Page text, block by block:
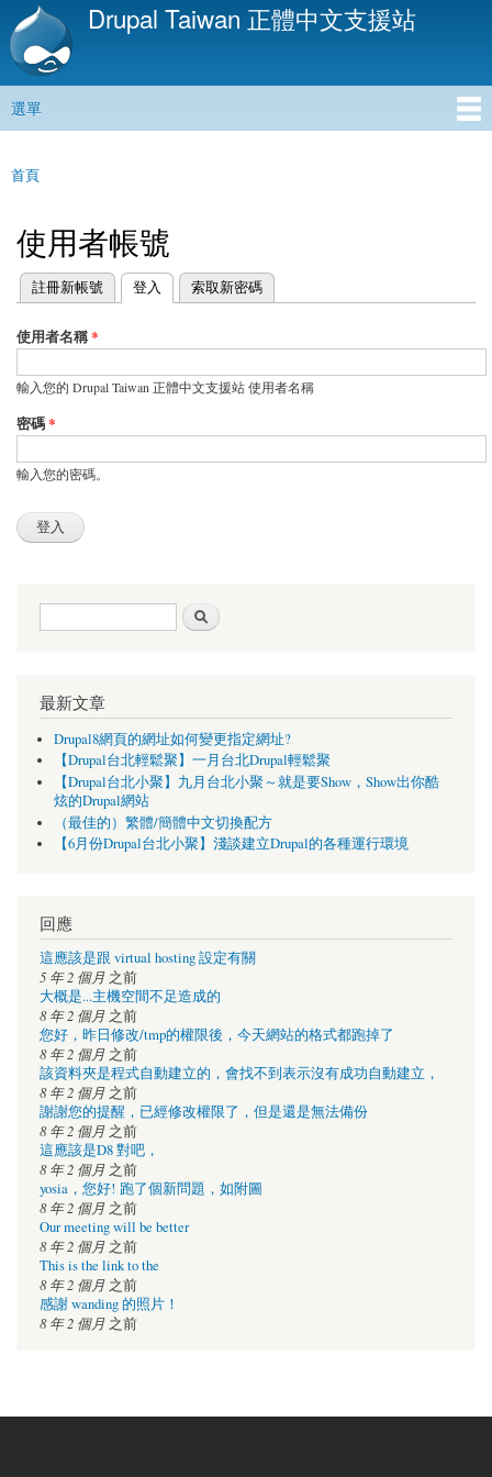
移
內
Drupal Taiwan 正體中文支援站
主選單
選單
您在這裡
首頁
使用者帳號
主要索引標籤
註冊新帳號 登入
(作用中頁籤) 索取新密碼
使用者名稱*
輸入您的 Drupal Taiwan 正體中文支援站 使用者名稱
密碼*
輸入您的密碼。
搜尋表單
最新文章
Drupal8網頁的網址如何變更指定網址?
【Drupal台北輕鬆聚】一月台北Drupal輕鬆聚
【Drupal台北小聚】九月台北小聚～就是要Show，Show出你酷
炫的Drupal網站
（最佳的）繁體/簡體中文切換配方
【6月份Drupal台北小聚】淺談建立Drupal的各種運行環境
回應
這應該是跟 virtual hosting 設定有關
5 年 2 個月 之前
大概是...主機空間不足造成的
8 年 2 個月 之前
您好，昨日修改/tmp的權限後，今天網站的格式都跑掉了
8 年 2 個月 之前
該資料夾是程式自動建立的，會找不到表示沒有成功自動建立，
8 年 2 個月 之前
謝謝您的提醒，已經修改權限了，但是還是無法備份
8 年 2 個月 之前
這應該是D8 對吧，
8 年 2 個月 之前
yosia，您好! 跑了個新問題，如附圖
8 年 2 個月 之前
Our meeting will be better
8 年 2 個月 之前
This is the link to the
8 年 2 個月 之前
感謝 wanding 的照片！
8 年 2 個月 之前